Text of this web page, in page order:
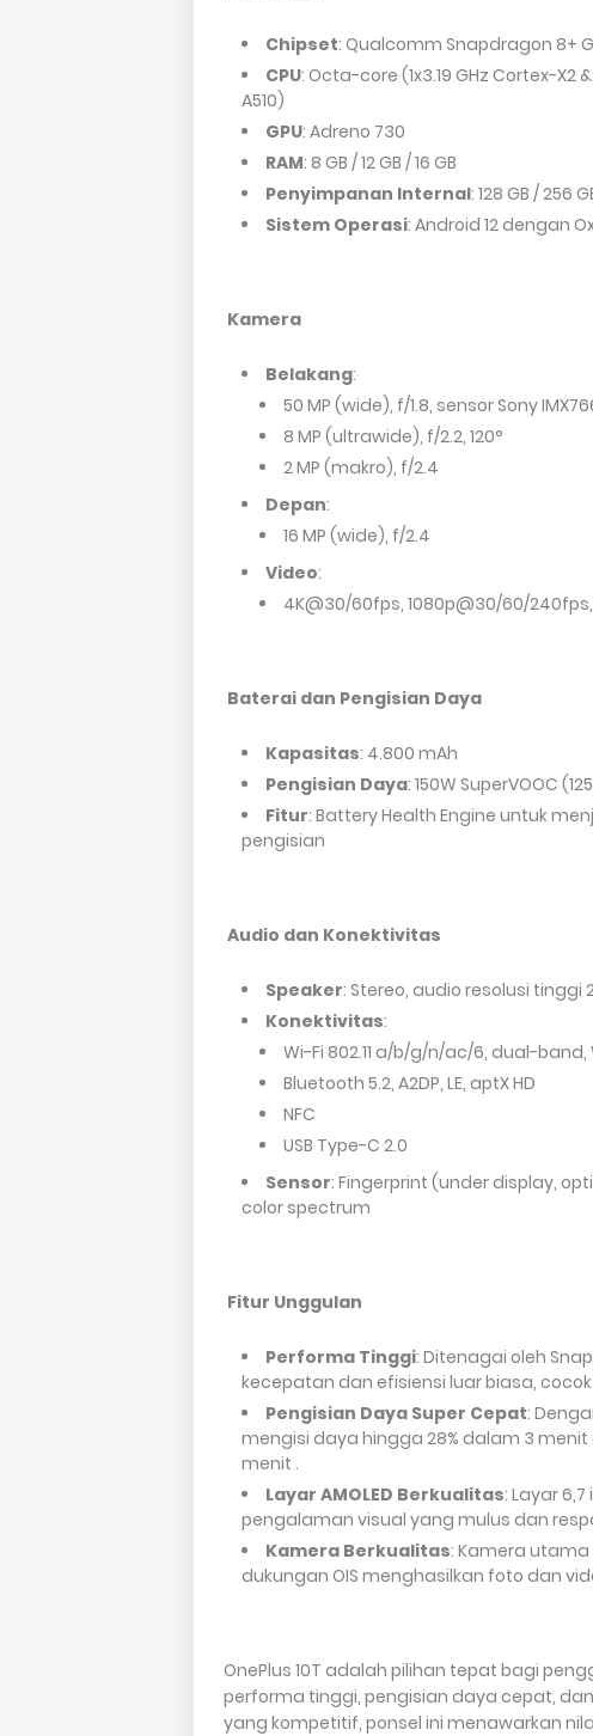
Chipset: Qualcomm Snapdragon 8+
CPU: Octa-core (1x3.19 GHz Cortex-X2
A510)
GPU: Adreno 730
RAM: 8 GB / 12 GB / 16 GB
Penyimpanan Internal: 128 GB / 256
Sistem Operasi: Android 12 dengan
Kamera
Belakang:
50 MP (wide), f/1.8, sensor Sony
8 MP (ultrawide), f/2.2, 120°
2 MP (makro), f/2.4
Depan:
16 MP (wide), f/2.4
Video:
4K@30/60fps, 1080p@30/60/240fps,
Baterai dan Pengisian Daya
Kapasitas: 4.800 mAh
Pengisian Daya: 150W SuperVOOC
Fitur: Battery Health Engine untuk
pengisian
Audio dan Konektivitas
Speaker: Stereo, audio resolusi tinggi
Konektivitas:
Wi-Fi 802.11 a/b/g/n/ac/6, dual-band,
Bluetooth 5.2, A2DP, LE, aptX HD
NFC
USB Type-C 2.0
Sensor: Fingerprint (under display,
color spectrum
Fitur Unggulan
Performa Tinggi: Ditenagai oleh
kecepatan dan efisiensi luar biasa,
Pengisian Daya Super Cepat:
mengisi daya hingga 28% dalam 3
menit .
Layar AMOLED Berkualitas: Layar
pengalaman visual yang mulus dan
Kamera Berkualitas: Kamera utama
dukungan OIS menghasilkan foto dan
OnePlus 10T adalah pilihan tepat bagi
performa tinggi, pengisian daya cepat,
yang kompetitif, ponsel ini menawarkan